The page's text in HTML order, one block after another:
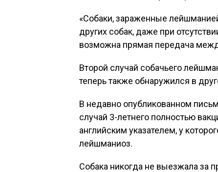
«Собаки, зараженные
других собак, даже при
возможна прямая передача
Второй случай собачьего
теперь также обнаружился в
В недавно опубликованном
случай 3-летнего полностью
английским указателем, у
лейшманиоз.
Собака никогда не выезжала за